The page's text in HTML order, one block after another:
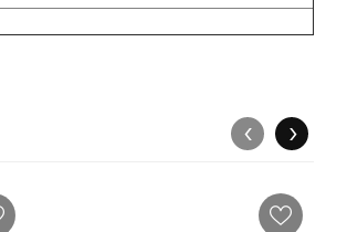
‹ ›